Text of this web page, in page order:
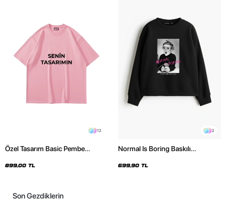
12
Özel Tasarım Basic Pembe
899,00 TL
2
Normal Is Boring Baskılı
Siyah Sweatshirt
699,90 TL
Son Gezdiklerin